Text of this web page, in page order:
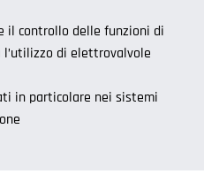
il controllo delle funzioni di
di elettrovalvole
in particolare nei sistemi